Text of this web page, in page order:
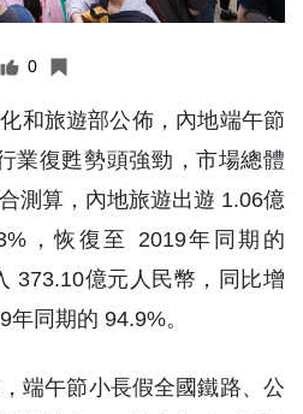
0
和旅遊部公佈，內地端午節
業復甦勢頭強勁，市場總體
測算，內地旅遊出遊 1.06億
，恢復至 2019年同期的
373.10億元人民幣，同比增
同期的 94.9%。
端午節小長假全國鐵路、公